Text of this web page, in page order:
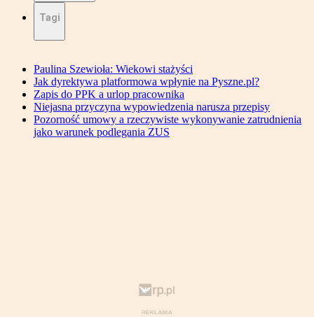
Tagi
Paulina Szewioła: Wiekowi stażyści
Jak dyrektywa platformowa wpłynie na Pyszne.pl?
Zapis do PPK a urlop pracownika
Niejasna przyczyna wypowiedzenia narusza przepisy
Pozorność umowy a rzeczywiste wykonywanie zatrudnienia
jako warunek podlegania ZUS